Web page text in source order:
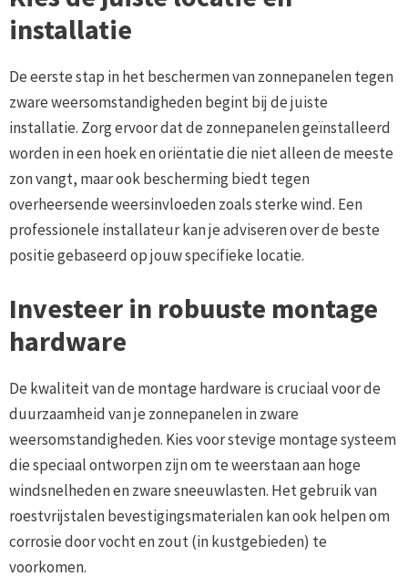
installatie
De eerste stap in het beschermen van zonnepanelen tegen
zware weersomstandigheden begint bij de juiste
installatie. Zorg ervoor dat de zonnepanelen geïnstalleerd
worden in een hoek en oriëntatie die niet alleen de meeste
zon vangt, maar ook bescherming biedt tegen
overheersende weersinvloeden zoals sterke wind. Een
professionele installateur kan je adviseren over de beste
positie gebaseerd op jouw specifieke locatie.
Investeer in robuuste montage
hardware
De kwaliteit van de montage hardware is cruciaal voor de
duurzaamheid van je zonnepanelen in zware
weersomstandigheden. Kies voor stevige montage systeem
die speciaal ontworpen zijn om te weerstaan aan hoge
windsnelheden en zware sneeuwlasten. Het gebruik van
roestvrijstalen bevestigingsmaterialen kan ook helpen om
corrosie door vocht en zout (in kustgebieden) te
voorkomen.